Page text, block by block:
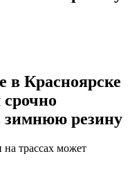
в Красноярске
зимнюю резину
трассах может